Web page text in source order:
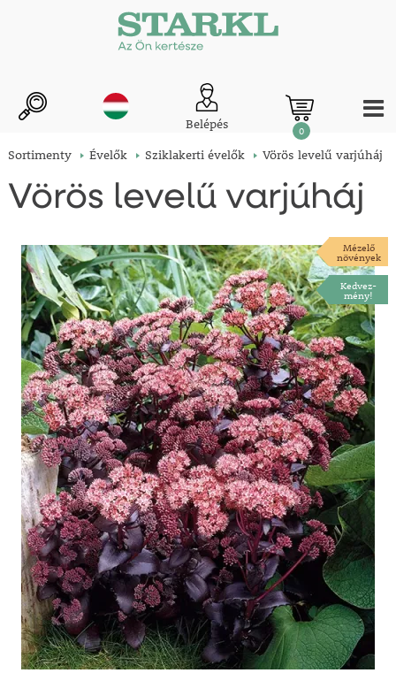
Belépés 0
Sortimenty Évelők Sziklakerti évelők Vörös levelű varjúháj
Vörös levelű varjúháj
Mézelő
növények
Kedvez-
mény!